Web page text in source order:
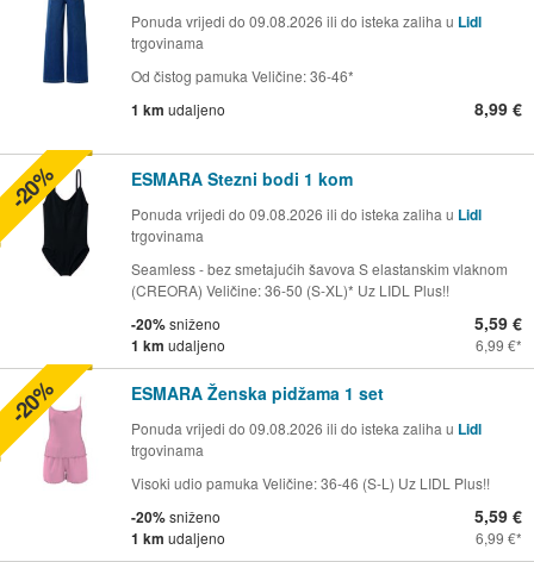
Ponuda vrijedi do 09.08.2026 ili do isteka zaliha u Lidl
trgovinama
Od čistog pamuka Veličine: 36-46*
1 km udaljeno 8,99 €
ESMARA Stezni bodi 1 kom
Ponuda vrijedi do 09.08.2026 ili do isteka zaliha u Lidl
trgovinama
Seamless - bez smetajućih šavova S elastanskim vlaknom
(CREORA) Veličine: 36-50 (S-XL)* Uz LIDL Plus!!
-20%sniženo
1 km udaljeno
5,59 €
6,99 €
-20%
ESMARA Ženska pidžama 1 set
Ponuda vrijedi do 09.08.2026 ili do isteka zaliha u Lidl
trgovinama
Visoki udio pamuka Veličine: 36-46 (S-L) Uz LIDL Plus!!
-20%sniženo
1 km udaljeno
5,59 €
6,99 €
-20%